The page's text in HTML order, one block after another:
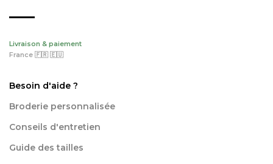
Livraison & paiement
France 🇫🇷 🇪🇺
Besoin d'aide ?
Broderie personnalisée
Conseils d'entretien
Guide des tailles